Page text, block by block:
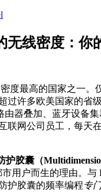
无线密度：你
度最高的国家之一。
过许多欧美国家的省
由器叠加、蓝牙设备
网公司员工，每天
护胶囊（
用户而生的理由。与
护胶囊的频率编程专